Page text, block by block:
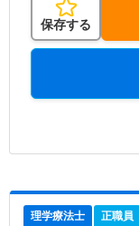
保存する
理学療法士 正職員